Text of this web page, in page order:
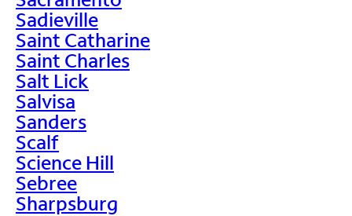
Sadieville
Saint Catharine
Saint Charles
Salt Lick
Salvisa
Sanders
Scalf
Science Hill
Sebree
Sharpsburg